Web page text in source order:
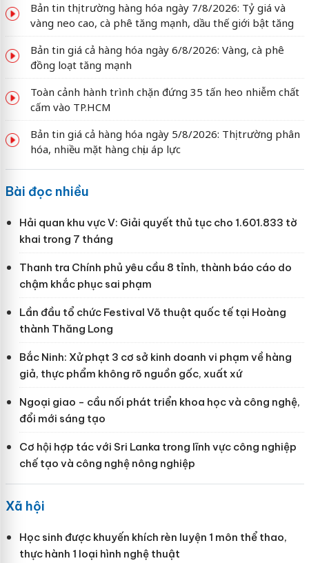
Bản tin thị trường hàng hóa ngày 7/8/2026: Tỷ giá và
vàng neo cao, cà phê tăng mạnh, dầu thế giới bật tăng
Bản tin giá cả hàng hóa ngày 6/8/2026: Vàng, cà phê
đồng loạt tăng mạnh
Toàn cảnh hành trình chặn đứng 35 tấn heo nhiễm chất
cấm vào TP.HCM
Bản tin giá cả hàng hóa ngày 5/8/2026: Thị trường phân
hóa, nhiều mặt hàng chịu áp lực
Bài đọc nhiều
Hải quan khu vực V: Giải quyết thủ tục cho 1.601.833 tờ
khai trong 7 tháng
Thanh tra Chính phủ yêu cầu 8 tỉnh, thành báo cáo do
chậm khắc phục sai phạm
Lần đầu tổ chức Festival Võ thuật quốc tế tại Hoàng
thành Thăng Long
Bắc Ninh: Xử phạt 3 cơ sở kinh doanh vi phạm về hàng
giả, thực phẩm không rõ nguồn gốc, xuất xứ
Ngoại giao - cầu nối phát triển khoa học và công nghệ,
đổi mới sáng tạo
Cơ hội hợp tác với Sri Lanka trong lĩnh vực công nghiệp
chế tạo và công nghệ nông nghiệp
Xã hội
Học sinh được khuyến khích rèn luyện 1 môn thể thao,
thực hành 1 loại hình nghệ thuật